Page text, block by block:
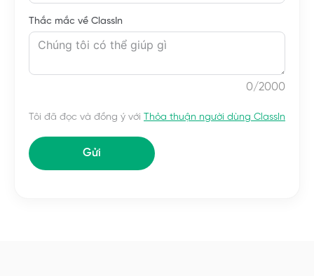
Thắc mắc về ClassIn
0/2000
Tôi đã đọc và đồng ý với Thỏa thuận người dùng ClassIn
Gửi